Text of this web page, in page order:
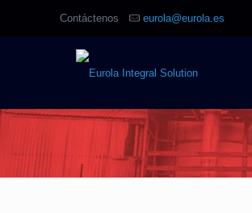
Contáctenos eurola@eurola.es